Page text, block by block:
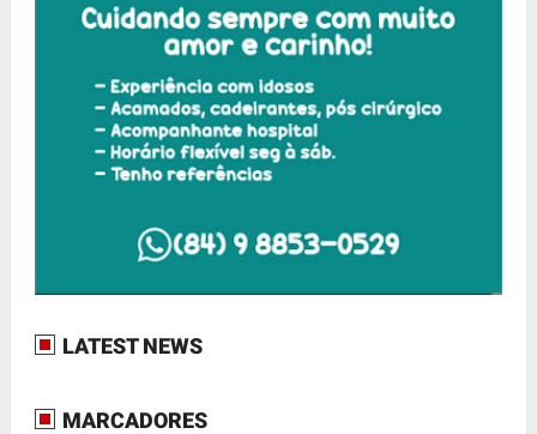
LATEST NEWS
MARCADORES